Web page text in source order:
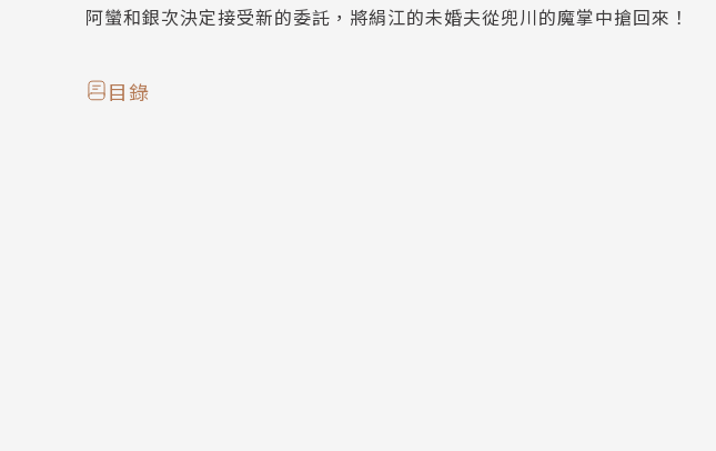
阿蠻和銀次決定接受新的委託，將絹江的未婚夫從兜川的魔掌中搶回來！
目錄